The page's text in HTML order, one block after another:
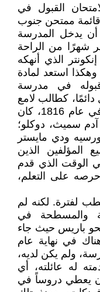
القبول في
قائمة ممتحن جنوب
يدخل المدرسة
شهرًا من الراحة
الذي أنهكه
استعد لمادة
عام 1814، تم قبوله في مدرسة
دائمًا، كطالب لامع
بقدر ما كان متمردًا بشكل منهجي. في عام 1816، كان
آدم سميث، دوكلو؛
ودي مايستر
المؤلفين الذين
الوقت الذي قدم
على التعلم،
لفترة. لكنه لم
والمسطحة في
باريس حيث جاء
في نهاية عام
ولم يكن لديه،
له عائلته، أي
يعطي دروساً في